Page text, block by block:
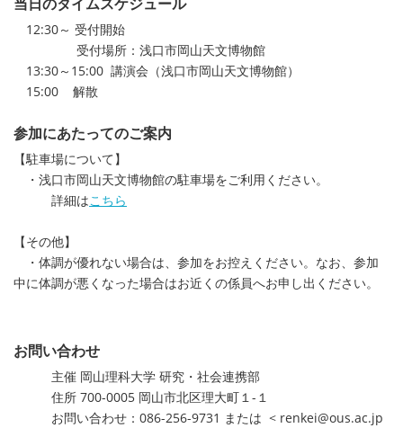
12:30～ 受付開始
受付場所：浅口市岡山天文博物館
13:30～15:00 講演会（浅口市岡山天文博物館）
15:00 解散
参加にあたってのご案内
【駐車場について】
・浅口市岡山天文博物館の駐車場をご利用ください。
詳細はこちら
【その他】
・体調が優れない場合は、参加をお控えください。なお、参加
中に体調が悪くなった場合はお近くの係員へお申し出ください。
お問い合わせ
主催 岡山理科大学 研究・社会連携部
住所 700-0005 岡山市北区理大町１-１
お問い合わせ：086-256-9731 または < renkei@ous.ac.jp